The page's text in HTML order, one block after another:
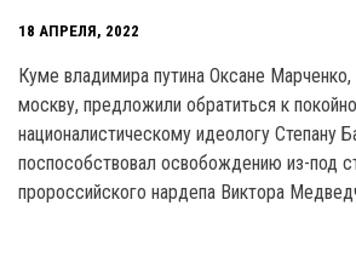
18 АПРЕЛЯ, 2022
Куме владимира путина Оксане
москву, предложили обратиться к
националистическому идеологу Степану
поспособствовал освобождению из-под
пророссийского нардепа Виктора